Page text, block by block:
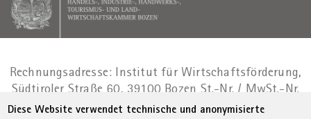
Rechnungsadresse: Institut für Wirtschaftsförderung,
Südtiroler Straße 60, 39100 Bozen St.-Nr. / MwSt.-Nr.
01716880214|administration-
Diese Website verwendet technische und anonymisierte